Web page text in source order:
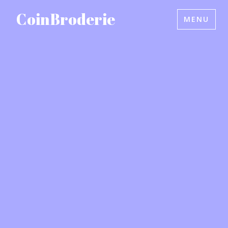
CoinBroderie MENU